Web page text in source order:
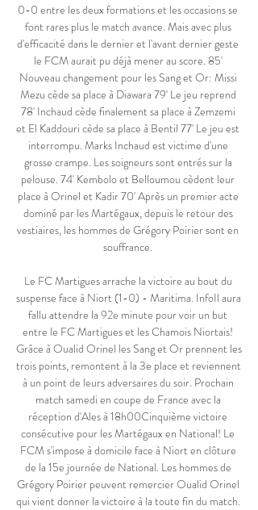
0-0 entre les deux formations et les occasions se
font rares plus le match avance. Mais avec plus
d'efficacité dans le dernier et l'avant dernier geste
le FCM aurait pu déjà mener au score. 85'
Nouveau changement pour les Sang et Or: Missi
Mezu cède sa place à Diawara 79' Le jeu reprend
78' Inchaud cède finalement sa place à Zemzemi
et El Kaddouri cède sa place à Bentil 77' Le jeu est
interrompu. Marks Inchaud est victime d'une
grosse crampe. Les soigneurs sont entrés sur la
pelouse. 74' Kembolo et Belloumou cèdent leur
place à Orinel et Kadir 70' Après un premier acte
dominé par les Martégaux, depuis le retour des
vestiaires, les hommes de Grégory Poirier sont en
souffrance.
Le FC Martigues arrache la victoire au bout du
suspense face à Niort (1-0) - Maritima. InfoIl aura
fallu attendre la 92e minute pour voir un but
entre le FC Martigues et les Chamois Niortais!
Grâce à Oualid Orinel les Sang et Or prennent les
trois points, remontent à la 3e place et reviennent
à un point de leurs adversaires du soir. Prochain
match samedi en coupe de France avec la
réception d'Ales à 18h00Cinquième victoire
consécutive pour les Martégaux en National! Le
FCM s'impose à domicile face à Niort en clôture
de la 15e journée de National. Les hommes de
Grégory Poirier peuvent remercier Oualid Orinel
qui vient donner la victoire à la toute fin du match.